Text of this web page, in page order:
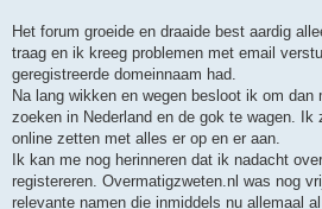
Het forum groeide en draaide best aardig
traag en ik kreeg problemen met email
geregistreerde domeinnaam had.
Na lang wikken en wegen besloot ik om dan
zoeken in Nederland en de gok te wagen. Ik
online zetten met alles er op en er aan.
Ik kan me nog herinneren dat ik nadacht
registereren. Overmatigzweten.nl was nog
relevante namen die inmiddels nu allemaal